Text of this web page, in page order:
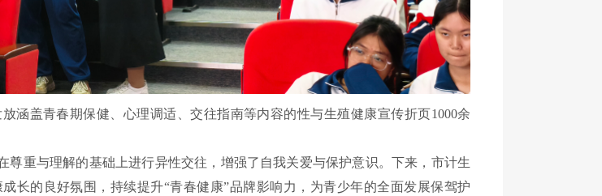
盖青春期保健、心理调适、交往指南等内容的性与生殖健康宣传折页1000余
重与理解的基础上进行异性交往，增强了自我关爱与保护意识。下来，市计生
长的良好氛围，持续提升“青春健康”品牌影响力，为青少年的全面发展保驾护